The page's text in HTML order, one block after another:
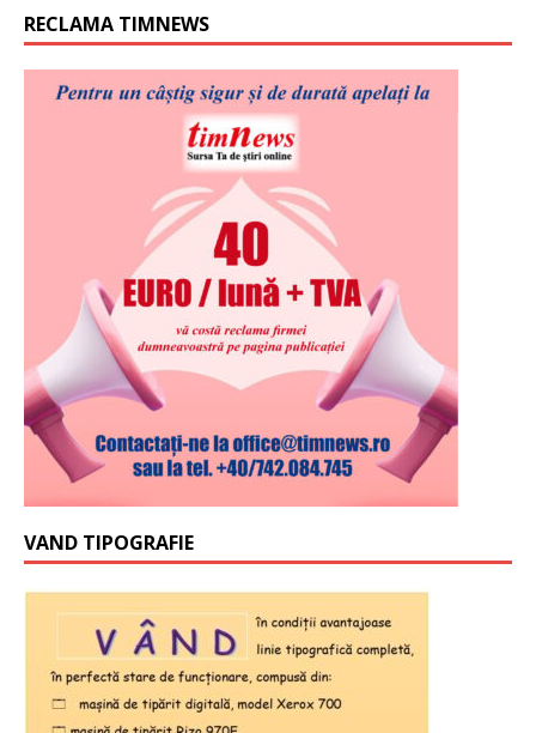
RECLAMA TIMNEWS
VAND TIPOGRAFIE